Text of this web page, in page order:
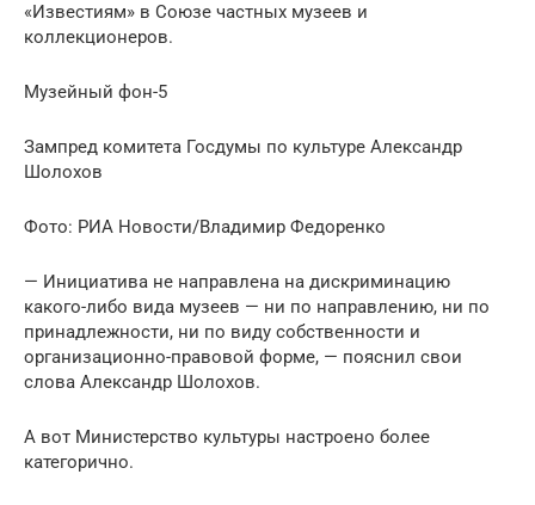
«Известиям» в Союзе частных музеев и
коллекционеров.
Музейный фон-5
Зампред комитета Госдумы по культуре Александр
Шолохов
Фото: РИА Новости/Владимир Федоренко
— Инициатива не направлена на дискриминацию
какого-либо вида музеев — ни по направлению, ни по
принадлежности, ни по виду собственности и
организационно-правовой форме, — пояснил свои
слова Александр Шолохов.
А вот Министерство культуры настроено более
категорично.